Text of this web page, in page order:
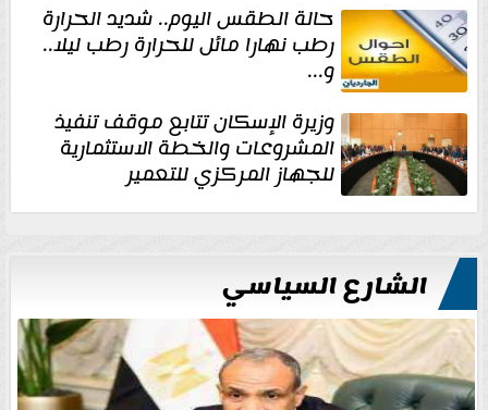
حالة الطقس اليوم.. شديد الحرارة
رطب نهارا مائل للحرارة رطب ليلا..
و...
وزيرة الإسكان تتابع موقف تنفيذ
المشروعات والخطة الاستثمارية
للجهاز المركزي للتعمير
الشارع السياسي